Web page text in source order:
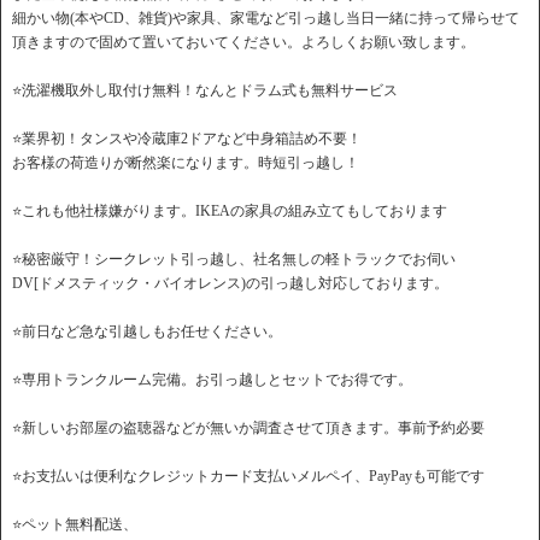
細かい物(本やCD、雑貨)や家具、家電など引っ越し当日一緒に持って帰らせて
頂きますので固めて置いておいてください。よろしくお願い致します。
⭐️洗濯機取外し取付け無料！なんとドラム式も無料サービス
⭐️業界初！タンスや冷蔵庫2ドアなど中身箱詰め不要！
お客様の荷造りが断然楽になります。時短引っ越し！
⭐️これも他社様嫌がります。IKEAの家具の組み立てもしております
⭐️秘密厳守！シークレット引っ越し、社名無しの軽トラックでお伺い
DV[ドメスティック・バイオレンス)の引っ越し対応しております。
⭐️前日など急な引越しもお任せください。
⭐️専用トランクルーム完備。お引っ越しとセットでお得です。
⭐️新しいお部屋の盗聴器などが無いか調査させて頂きます。事前予約必要
⭐️お支払いは便利なクレジットカード支払いメルペイ、PayPayも可能です
⭐️ペット無料配送、